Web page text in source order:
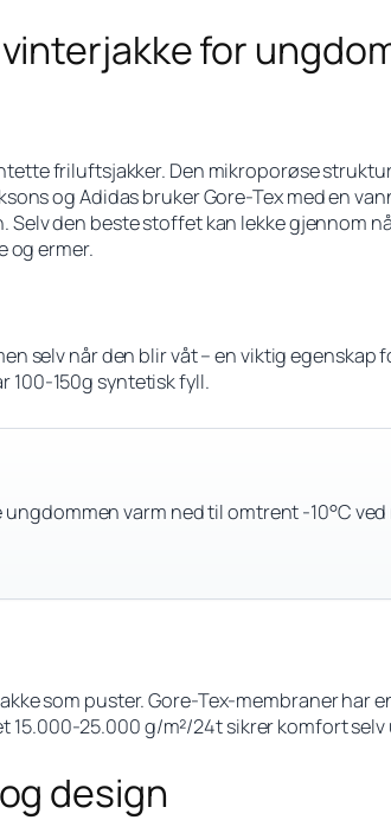
for
friluftsjakker. Den mikroporøse
og Adidas bruker Gore-Tex med en
Selv den beste stoffet kan lekke gjennom
og ermer.
selv når den blir våt – en viktig
100-150g syntetisk fyll.
varm ned til omtrent -10°C
som puster. Gore-Tex-membraner har
15.000-25.000 g/m²/24t sikrer komfort
design